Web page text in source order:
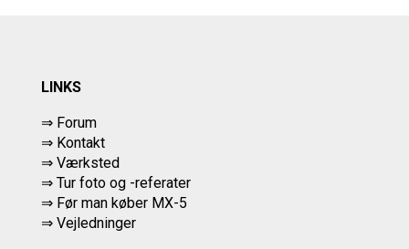
LINKS
⇒ Forum
⇒ Kontakt
⇒ Værksted
⇒ Tur foto og -referater
⇒ Før man køber MX-5
⇒ Vejledninger